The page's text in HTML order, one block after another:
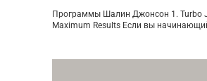
Программы Шалин Джонсон 1. Turbo
Maximum Results Если вы